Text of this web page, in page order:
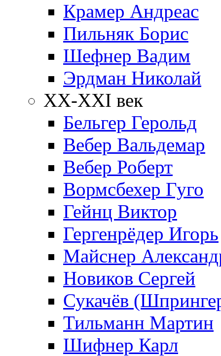
Крамер Андреас
Пильняк Борис
Шефнер Вадим
Эрдман Николай
ХХ-XXI век
Бельгер Герольд
Вебер Вальдемар
Вебер Роберт
Вормсбехер Гуго
Гейнц Виктор
Гергенрёдер Игорь
Майснер
Новиков Сергей
Сукачёв
Тильманн Мартин
Шифнер Карл